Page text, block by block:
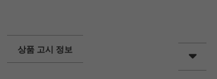
상품 고시 정보